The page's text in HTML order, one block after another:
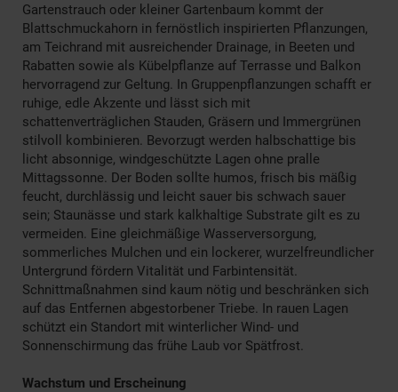
Gartenstrauch oder kleiner Gartenbaum kommt der
Blattschmuckahorn in fernöstlich inspirierten Pflanzungen,
am Teichrand mit ausreichender Drainage, in Beeten und
Rabatten sowie als Kübelpflanze auf Terrasse und Balkon
hervorragend zur Geltung. In Gruppenpflanzungen schafft er
ruhige, edle Akzente und lässt sich mit
schattenverträglichen Stauden, Gräsern und Immergrünen
stilvoll kombinieren. Bevorzugt werden halbschattige bis
licht absonnige, windgeschützte Lagen ohne pralle
Mittagssonne. Der Boden sollte humos, frisch bis mäßig
feucht, durchlässig und leicht sauer bis schwach sauer
sein; Staunässe und stark kalkhaltige Substrate gilt es zu
vermeiden. Eine gleichmäßige Wasserversorgung,
sommerliches Mulchen und ein lockerer, wurzelfreundlicher
Untergrund fördern Vitalität und Farbintensität.
Schnittmaßnahmen sind kaum nötig und beschränken sich
auf das Entfernen abgestorbener Triebe. In rauen Lagen
schützt ein Standort mit winterlicher Wind- und
Sonnenschirmung das frühe Laub vor Spätfrost.
Wachstum und Erscheinung